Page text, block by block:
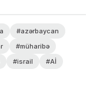
#azərbaycan
#müharibə
#israil
#Aİ